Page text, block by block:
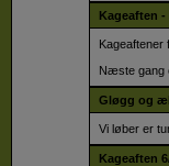
Kageaften
Kageaftener
Næste gang
Gløgg og
Vi løber er
Kageaften